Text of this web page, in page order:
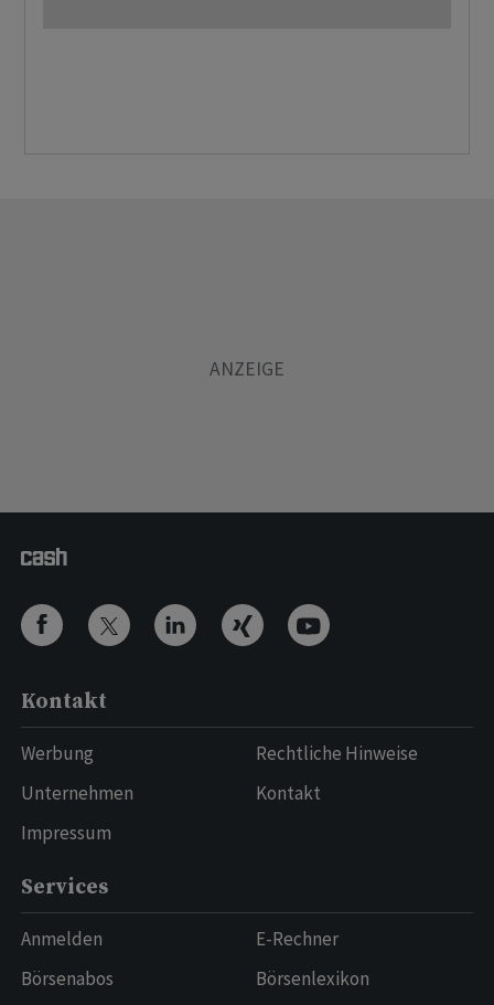
Kontakt
Werbung
Unternehmen
Impressum
Rechtliche Hinweise
Kontakt
Services
Anmelden
Börsenabos
E-Rechner
Börsenlexikon